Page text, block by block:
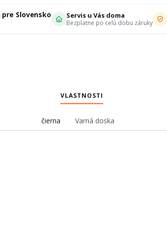
pre Slovensko Servis u Vás doma
Bezplatne po celú dobu záruky
čierna
VLASTNOSTI
Varná doska